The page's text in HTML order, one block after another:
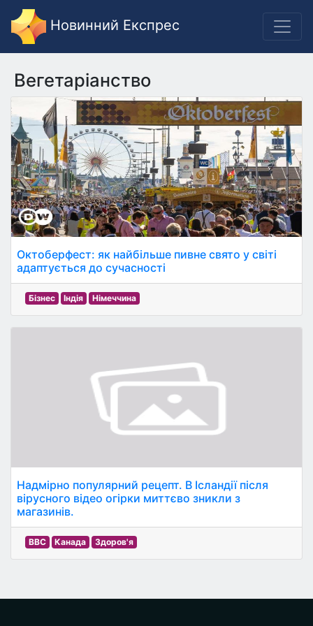
Новинний Експрес
Вегетаріанство
Октоберфест: як найбільше пивне свято у світі
адаптується до сучасності
Бізнес Індія Німеччина
Надмірно популярний рецепт. В Ісландії після
вірусного відео огірки миттєво зникли з
магазинів.
BBC Канада Здоров'я